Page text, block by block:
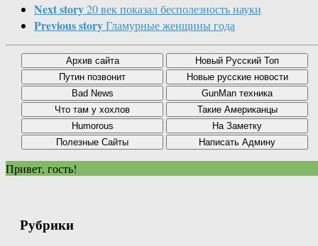
Next story20 век показал бесполезность науки
Previous storyГламурные женщины года
Привет, гость!
Рубрики